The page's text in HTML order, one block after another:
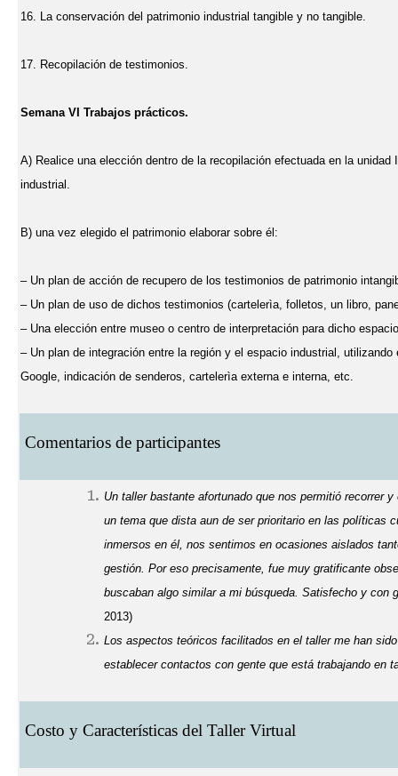
16. La conservación del patrimonio industrial tangible y no tangible.
17. Recopilación de testimonios.
Semana VI Trabajos prácticos.
A) Realice una elección dentro de la recopilación efectuada en la
industrial.
B) una vez elegido el patrimonio elaborar sobre él:
– Un plan de acción de recupero de los testimonios de patrimonio
– Un plan de uso de dichos testimonios (cartelerìa, folletos, un libro,
– Una elección entre museo o centro de interpretación para dicho
– Un plan de integración entre la región y el espacio industrial,
Google, indicación de senderos, cartelerìa externa e interna, etc.
Comentarios de participantes
Un taller bastante afortunado que nos permitió recorrer
un tema que dista aun de ser prioritario en las políticas
inmersos en él, nos sentimos en ocasiones aislados
gestión. Por eso precisamente, fue muy gratificante
buscaban algo similar a mi búsqueda. Satisfecho y con
2013)
Los aspectos teóricos facilitados en el taller me han
establecer contactos con gente que está trabajando en
Costo y Características del Taller Virtual